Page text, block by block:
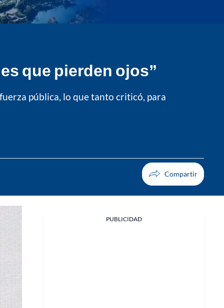
que pierden ojos”
pública, lo que tanto criticó, para
PUBLICIDAD